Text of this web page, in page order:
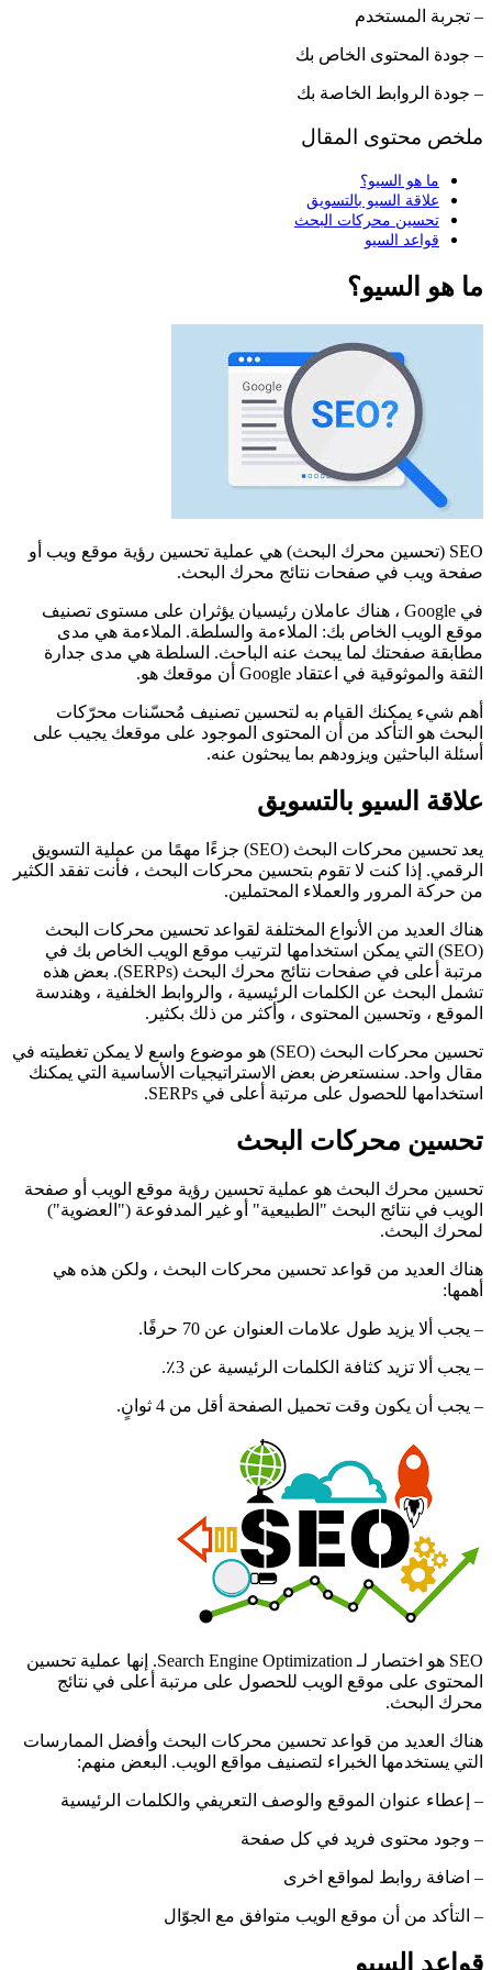
– تجربة المستخدم
– جودة المحتوى الخاص بك
– جودة الروابط الخاصة بك
ملخص محتوى المقال
ما هو السيو؟
علاقة السيو بالتسويق
تحسين محركات البحث
قواعد السيو
ما هو السيو؟
SEO (تحسين محرك البحث) هي عملية تحسين رؤية موقع ويب أو
صفحة ويب في صفحات نتائج محرك البحث.
في Google ، هناك عاملان رئيسيان يؤثران على مستوى تصنيف
موقع الويب الخاص بك: الملاءمة والسلطة. الملاءمة هي مدى
مطابقة صفحتك لما يبحث عنه الباحث. السلطة هي مدى جدارة
الثقة والموثوقية في اعتقاد Google أن موقعك هو.
أهم شيء يمكنك القيام به لتحسين تصنيف مُحسّنات محرّكات
البحث هو التأكد من أن المحتوى الموجود على موقعك يجيب على
أسئلة الباحثين ويزودهم بما يبحثون عنه.
علاقة السيو بالتسويق
يعد تحسين محركات البحث (SEO) جزءًا مهمًا من عملية التسويق
الرقمي. إذا كنت لا تقوم بتحسين محركات البحث ، فأنت تفقد الكثير
من حركة المرور والعملاء المحتملين.
هناك العديد من الأنواع المختلفة لقواعد تحسين محركات البحث
(SEO) التي يمكن استخدامها لترتيب موقع الويب الخاص بك في
مرتبة أعلى في صفحات نتائج محرك البحث (SERPs). بعض هذه
تشمل البحث عن الكلمات الرئيسية ، والروابط الخلفية ، وهندسة
الموقع ، وتحسين المحتوى ، وأكثر من ذلك بكثير.
تحسين محركات البحث (SEO) هو موضوع واسع لا يمكن تغطيته في
مقال واحد. سنستعرض بعض الاستراتيجيات الأساسية التي يمكنك
استخدامها للحصول على مرتبة أعلى في SERPs.
تحسين محركات البحث
تحسين محرك البحث هو عملية تحسين رؤية موقع الويب أو صفحة
الويب في نتائج البحث "الطبيعية" أو غير المدفوعة ("العضوية")
لمحرك البحث.
هناك العديد من قواعد تحسين محركات البحث ، ولكن هذه هي
أهمها:
– يجب ألا يزيد طول علامات العنوان عن 70 حرفًا.
– يجب ألا تزيد كثافة الكلمات الرئيسية عن 3٪.
– يجب أن يكون وقت تحميل الصفحة أقل من 4 ثوانٍ.
SEO هو اختصار لـ Search Engine Optimization. إنها عملية تحسين
المحتوى على موقع الويب للحصول على مرتبة أعلى في نتائج
محرك البحث.
هناك العديد من قواعد تحسين محركات البحث وأفضل الممارسات
التي يستخدمها الخبراء لتصنيف مواقع الويب. البعض منهم:
– إعطاء عنوان الموقع والوصف التعريفي والكلمات الرئيسية
– وجود محتوى فريد في كل صفحة
– اضافة روابط لمواقع اخرى
– التأكد من أن موقع الويب متوافق مع الجوّال
قواعد السيو